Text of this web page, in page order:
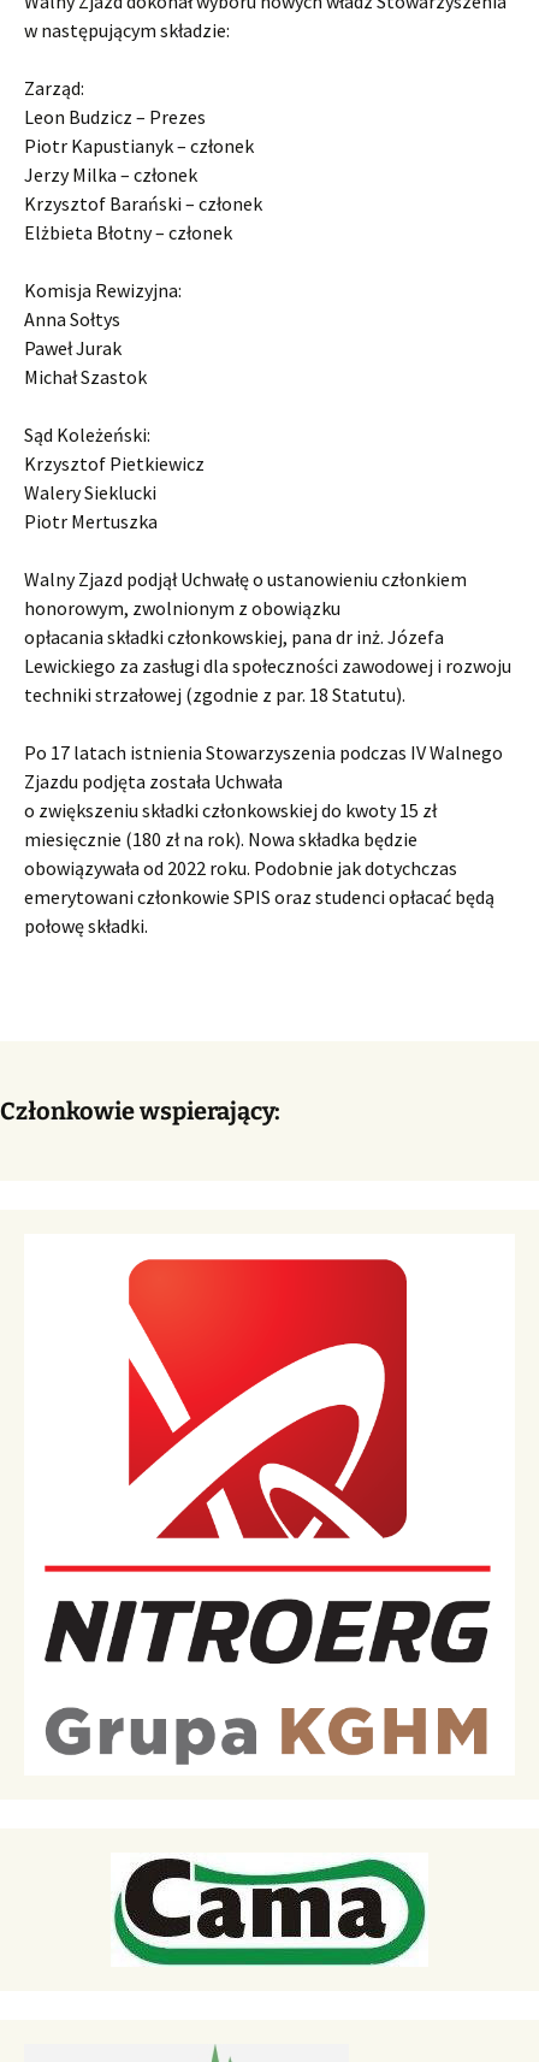
w następującym składzie:
Zarząd:
Leon Budzicz – Prezes
Piotr Kapustianyk – członek
Jerzy Milka – członek
Krzysztof Barański – członek
Elżbieta Błotny – członek
Komisja Rewizyjna:
Anna Sołtys
Paweł Jurak
Michał Szastok
Sąd Koleżeński:
Krzysztof Pietkiewicz
Walery Sieklucki
Piotr Mertuszka
Walny Zjazd podjął Uchwałę o ustanowieniu członkiem
honorowym, zwolnionym z obowiązku
opłacania składki członkowskiej, pana dr inż. Józefa
Lewickiego za zasługi dla społeczności zawodowej i rozwoju
techniki strzałowej (zgodnie z par. 18 Statutu).
Po 17 latach istnienia Stowarzyszenia podczas IV Walnego
Zjazdu podjęta została Uchwała
o zwiększeniu składki członkowskiej do kwoty 15 zł
miesięcznie (180 zł na rok). Nowa składka będzie
obowiązywała od 2022 roku. Podobnie jak dotychczas
emerytowani członkowie SPIS oraz studenci opłacać będą
połowę składki.
Członkowie wspierający: